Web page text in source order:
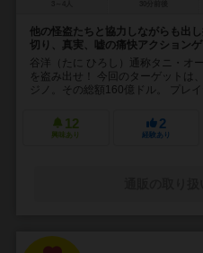
他の怪盗たちと協力しながらも出
切り、真実、嘘の痛快アクションゲ
谷洋（たに ひろし）通称タニ・オ
を盗み出せ！ 今回のターゲットは
ジノ。その総額160億ドル。 プレイ
12
興味あり
2
経験あり